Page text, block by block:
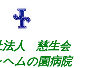
法人 慈生会
ムの園病院